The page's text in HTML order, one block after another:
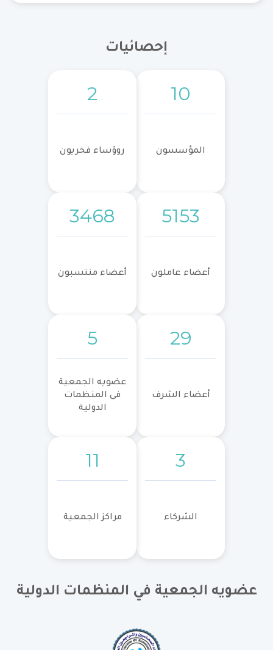
إحصائيات
10
المؤسسون
2
روؤساء فخريون
5153
أعضاء عاملون
3468
أعضاء منتسبون
29
أعضاء الشرف
5
عضويه الجمعية
فى المنظمات
الدولية
3
الشركاء
11
مراكز الجمعية
عضويه الجمعية في المنظمات الدولية